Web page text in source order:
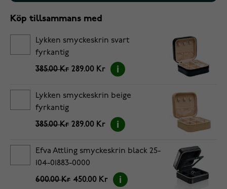
Köp tillsammans med
Lykken smyckeskrin svart
fyrkantig
385.00 Kr 289.00 Kr
Lykken smyckeskrin beige
fyrkantig
385.00 Kr 289.00 Kr
Efva Attling smyckeskrin black 25-
104-01883-0000
600.00 Kr 450.00 Kr